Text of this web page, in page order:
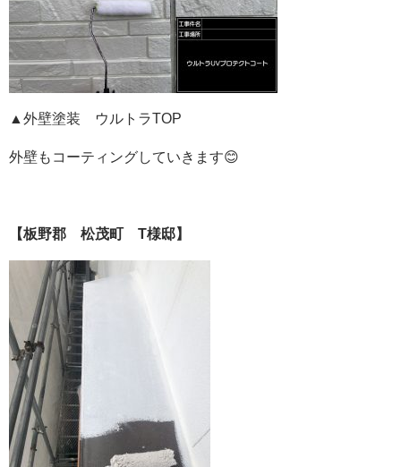
▲外壁塗装 ウルトラTOP
外壁もコーティングしていきます😊
【板野郡 松茂町 T様邸】